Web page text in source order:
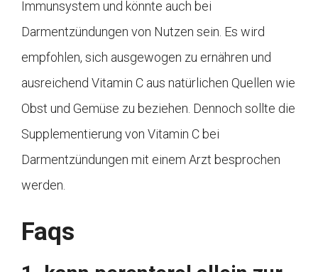
Immunsystem und könnte auch bei
Darmentzündungen von Nutzen sein. Es wird
empfohlen, sich ausgewogen zu ernähren und
ausreichend Vitamin C aus natürlichen Quellen wie
Obst und Gemüse zu beziehen. Dennoch sollte die
Supplementierung von Vitamin C bei
Darmentzündungen mit einem Arzt besprochen
werden.
Faqs